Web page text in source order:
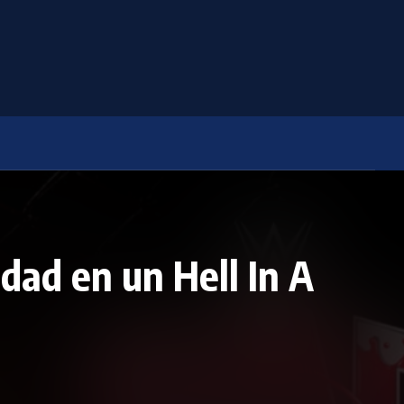
en un Hell In A